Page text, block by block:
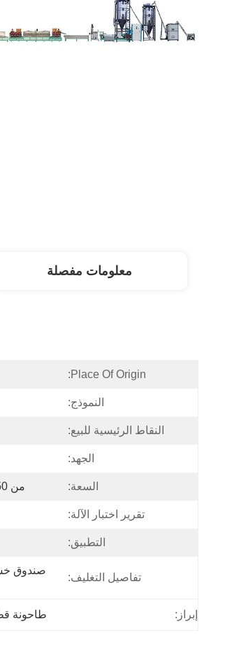
معلومات مفصلة
Place Of Origin:
النموذج:
النقاط الرئيسية للبيع:
الجهد:
السعة: من 250 إلى 300 كجم / ساعة
تقرير اختبار الآلة:
التطبيق:
تفاصيل التغليف:
إبراز: طاحونة